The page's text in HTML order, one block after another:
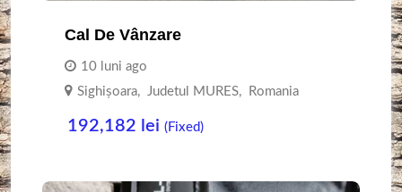
Cal De Vânzare
10 luni ago
Sighişoara, Judetul MURES, Romania
192,182 lei (Fixed)